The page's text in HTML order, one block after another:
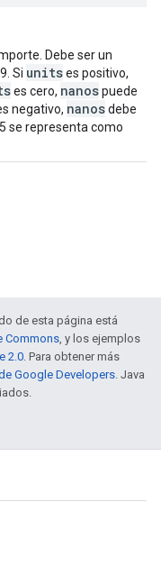
Debe ser un
Si unitses positivo,
es cero, nanospuede
negativo, nanosdebe
se representa como
de esta página está
Commons, y los ejemplos
2.0. Para obtener más
Google Developers. Java